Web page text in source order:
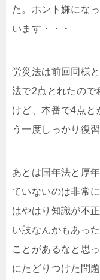
た。ホント嫌にな
います・・・
労災法は前回同様
法で2点とれたので
けど、本番で4点と
う一度しっかり復
あとは国年法と厚
ていないのは非常
はやはり知識が不
い肢なんかもあっ
ことがあるなと思
にたどりつけた問